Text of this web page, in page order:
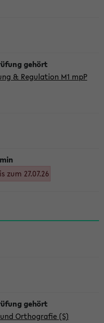
& Regulation M1 mpP
zum 27.07.26
Orthografie (S)